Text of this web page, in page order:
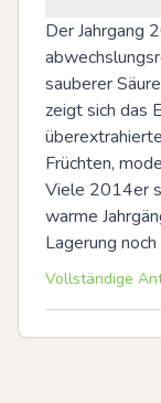
Der Jahrgang
sauberer
zeigt sich das
Früchten,
Viele 2014er
warme
Lagerung
Vollständige